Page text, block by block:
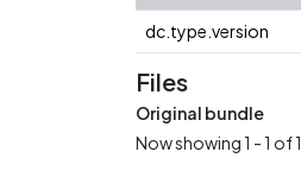
dc.type.version
Files
Original bundle
Now showing1 - 1 of 1